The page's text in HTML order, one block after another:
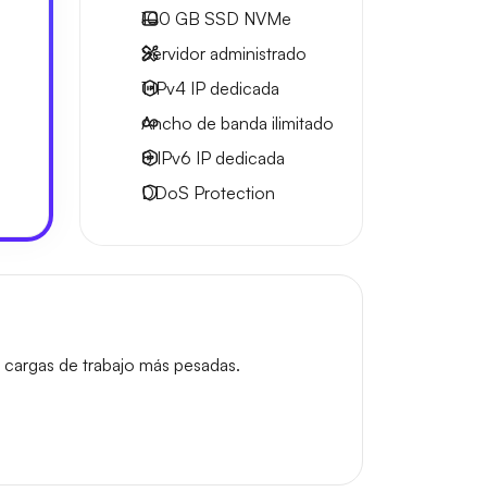
100 GB SSD NVMe
Servidor administrado
1 IPv4 IP dedicada
Ancho de banda ilimitado
8 IPv6 IP dedicada
DDoS Protection
de trabajo más pesadas.